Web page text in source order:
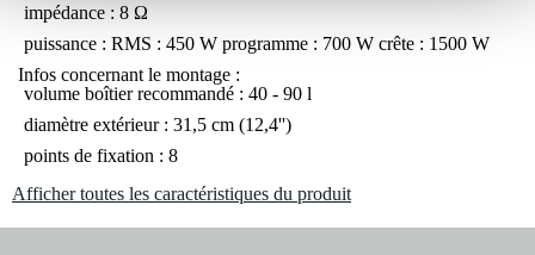
impédance : 8 Ω
puissance : RMS : 450 W programme : 700 W crête : 1500 W
Infos concernant le montage :
volume boîtier recommandé : 40 - 90 l
diamètre extérieur : 31,5 cm (12,4'')
points de fixation : 8
Afficher toutes les caractéristiques du produit